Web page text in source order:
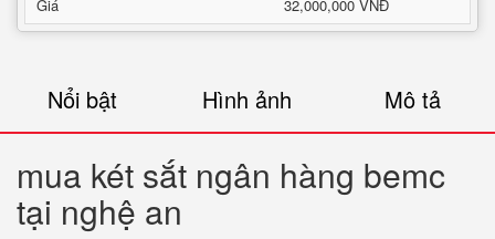
Giá
32,000,000 VNĐ
Nổi bật Hình ảnh Mô tả
mua két sắt ngân hàng bemc
tại nghệ an